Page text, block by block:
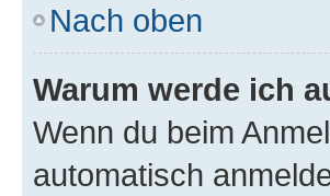
Nach oben
Warum werde ich
Wenn du beim
automatisch